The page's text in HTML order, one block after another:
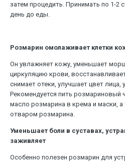
затем процедить. Принимать по 1-2
день до еды.
Розмарин омолаживает клетки
Он увлажняет кожу, уменьшает
циркуляцию крови,
снимает отеки, улучшает цвет лица,
Рекомендуется пить розмариновый
масло розмарина в крема и маски,
отваром розмарина.
Уменьшает боли в суставах,
заживляет
Особенно полезен розмарин для